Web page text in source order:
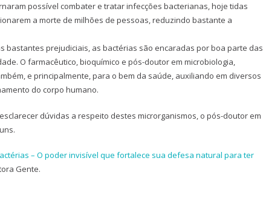
possível combater e tratar infecções bacterianas, hoje tidas
a morte de milhões de pessoas, reduzindo bastante a
bastantes prejudiciais, as bactérias são encaradas por boa parte das
O farmacêutico, bioquímico e pós-doutor em microbiologia,
e principalmente, para o bem da saúde, auxiliando em diversos
do corpo humano.
dúvidas a respeito destes microrganismos, o pós-doutor em
– O poder invisível que fortalece sua defesa natural para ter
Gente.